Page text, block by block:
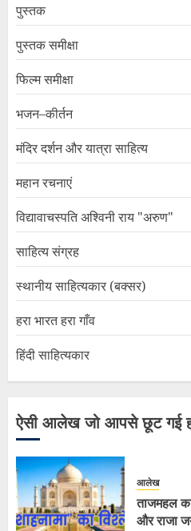
पुस्तक
पुस्तक समीक्षा
फिल्म समीक्षा
भजन–कीर्तन
मंदिर दर्शन और यात्रा साहित्य
महान रचनाएं
विद्यावाचस्पति अश्विनी राय "अरुण"
साहित्य संग्रह
स्थानीय साहित्यकार (बक्सर)
हरा भारत हरा गाँव
हिंदी साहित्यकार
ऐसी आलेख जो आपसे छूट गई
आलेख
ताजमहल
और राजा